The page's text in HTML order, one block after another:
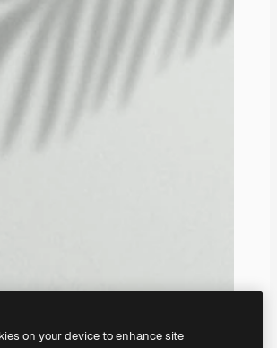
on your device to enhance site